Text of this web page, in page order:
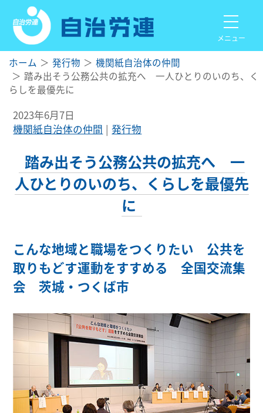
メニュー
ホーム 発行物
機関紙自治体の仲間
踏み出そう公務公共の拡充へ 一人ひとりのいのち、く
らしを最優先に
2023年6月7日
機関紙自治体の仲間
発行物
踏み出そう公務公共の拡充へ 一
人ひとりのいのち、くらしを最優先
に
こんな地域と職場をつくりたい 公共を
取りもどす運動をすすめる 全国交流集
会 茨城・つくば市